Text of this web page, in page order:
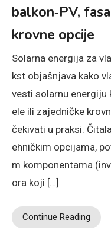
balkon‑PV,
krovne opcije
Solarna energija za
kst objašnjava kako
vesti solarnu energiju
ele ili zajedničke
čekivati u praksi.
ehničkim opcijama,
m komponentama
ora koji […]
Continue Reading